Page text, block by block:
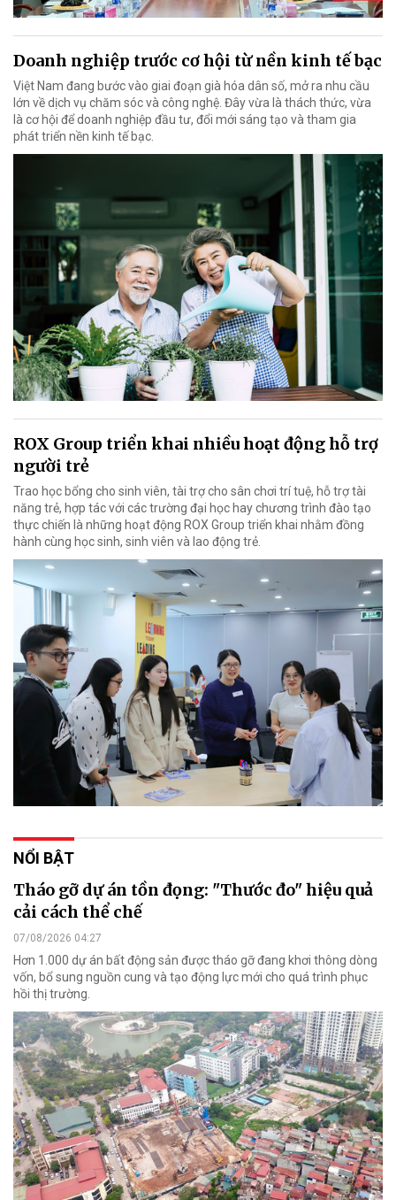
Doanh nghiệp trước cơ hội từ nền kinh tế bạc
Việt Nam đang bước vào giai đoạn già hóa dân số, mở ra nhu cầu
lớn về dịch vụ chăm sóc và công nghệ. Đây vừa là thách thức, vừa
là cơ hội để doanh nghiệp đầu tư, đổi mới sáng tạo và tham gia
phát triển nền kinh tế bạc.
ROX Group triển khai nhiều hoạt động hỗ trợ
người trẻ
Trao học bổng cho sinh viên, tài trợ cho sân chơi trí tuệ, hỗ trợ tài
năng trẻ, hợp tác với các trường đại học hay chương trình đào tạo
thực chiến là những hoạt động ROX Group triển khai nhằm đồng
hành cùng học sinh, sinh viên và lao động trẻ.
NỔI BẬT
Tháo gỡ dự án tồn đọng: "Thước đo" hiệu quả
cải cách thể chế
07/08/2026 04:27
Hơn 1.000 dự án bất động sản được tháo gỡ đang khơi thông dòng
vốn, bổ sung nguồn cung và tạo động lực mới cho quá trình phục
hồi thị trường.